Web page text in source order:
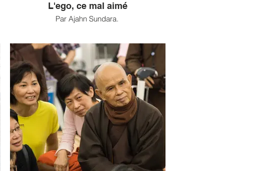
L'ego, ce mal aimé
Par Ajahn Sundara.
responsable de tous nos malheurs, dont il faut
se débarrasser avec toutes nos pensées
encombrantes. Est-il possible de connaître et
de toucher l’ego alors même que le Bouddha
dit qu’il n’existe pas ? Comment fait-on
l’expérience de l’ego dans la voie de la vision
profonde ?
[...] Ajahn Sundara a rencontré l’enseignement
du Bouddha à trente ans passés grâce aux
enseignements d’Ajahn Sumedho, disciple
Ajahn Chah (tradition des moines de la forêt).
Article intégral paru dans Sagesses